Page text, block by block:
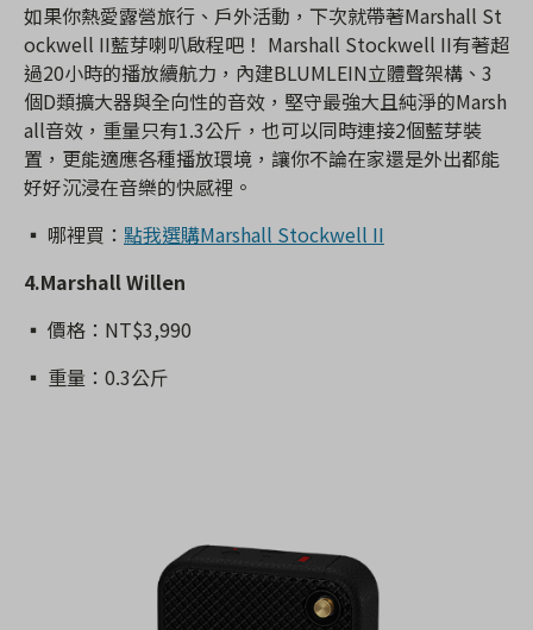
如果你熱愛露營旅行、戶外活動，下次就帶著Marshall St
ockwell II藍芽喇叭啟程吧！ Marshall Stockwell II有著超
過20小時的播放續航力，內建BLUMLEIN立體聲架構、3
個D類擴大器與全向性的音效，堅守最強大且純淨的Marsh
all音效，重量只有1.3公斤，也可以同時連接2個藍芽裝
置，更能適應各種播放環境，讓你不論在家還是外出都能
好好沉浸在音樂的快感裡。
▪️ 哪裡買： 點我選購Marshall Stockwell II
4.Marshall Willen
▪️ 價格：NT$3,990
▪️ 重量：0.3公斤